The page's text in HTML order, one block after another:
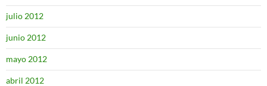
julio 2012
junio 2012
mayo 2012
abril 2012